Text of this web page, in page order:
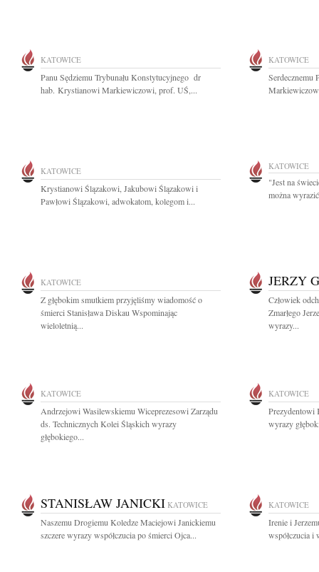
KATOWICE
Panu Sędziemu Trybunału Konstytucyjnego dr
hab. Krystianowi Markiewiczowi, prof. UŚ,...
KATOWICE
KATOWICE
Krystianowi Ślązakowi, Jakubowi Ślązakowi i
Pawłowi Ślązakowi, adwokatom, kolegom i...
KATOWICE
"Jest na
można
KATOWICE
Z głębokim smutkiem przyjęliśmy wiadomość o
śmierci Stanisława Diskau Wspominając
wieloletnią...
JERZY
Człowiek
Zmarłego
wyrazy...
KATOWICE
Andrzejowi Wasilewskiemu Wiceprezesowi Zarządu
ds. Technicznych Kolei Śląskich wyrazy
głębokiego...
KATOWICE
Prezydentowi
wyrazy
STANISŁAW JANICKI KATOWICE
Naszemu Drogiemu Koledze Maciejowi Janickiemu
szczere wyrazy współczucia po śmierci Ojca...
KATOWICE
Irenie i
współczucia i